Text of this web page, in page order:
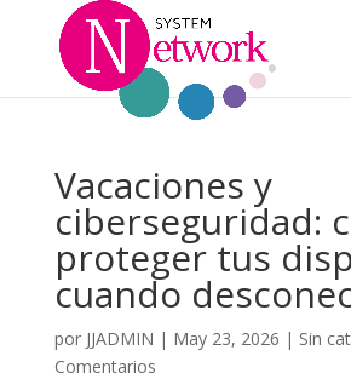
Vacaciones y
ciberseguridad:
proteger tus
cuando
por JJADMIN | May 23, 2026 | Sin
Comentarios